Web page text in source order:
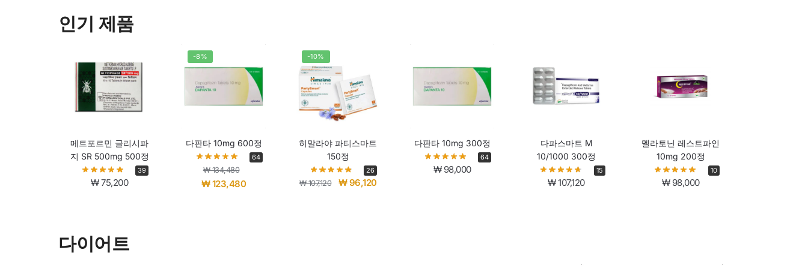
인기 제품
메트포르민 글리시파
지 SR 500mg 500정
39
₩75,200
-8%
다판타 10mg 600정
64
₩134,480
₩123,480
-10%
히말라야 파티스마트
150정
26
₩107,120 ₩96,120
다판타 10mg 300정
64
₩98,000
다파스마트 M
10/1000 300정
15
₩107,120
멜라토닌 레스트파인
10mg 200정
10
₩98,000
다이어트